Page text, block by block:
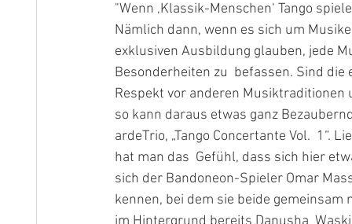
"Wenn ‚Klassik-Menschen‘ Tango
Nämlich dann, wenn es sich um
exklusiven Ausbildung glauben, jede
Besonderheiten zu  befassen. Sind
Respekt vor anderen
so kann daraus etwas ganz
ardeTrio, „Tango Concertante Vol.  1“.
hat man das  Gefühl, dass sich hier
sich der Bandoneon-Spieler Omar
kennen, bei dem sie beide